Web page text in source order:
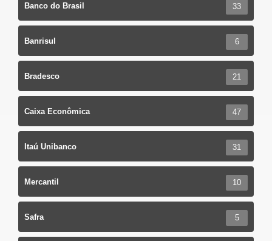
Banco do Brasil 33
Banrisul 6
Bradesco 21
Caixa Econômica 47
Itaú Unibanco 31
Mercantil 10
Safra 5